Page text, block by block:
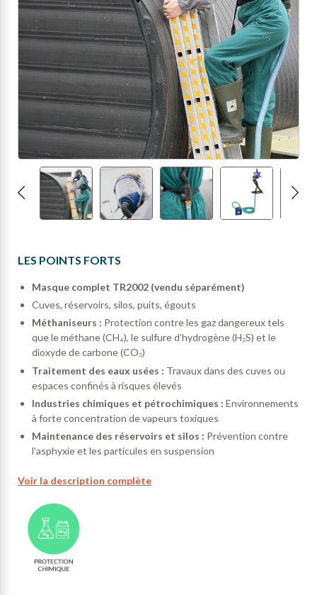
LES POINTS FORTS
Masque complet TR2002 (vendu séparément)
Cuves, réservoirs, silos, puits, égouts
Méthaniseurs : Protection contre les gaz dangereux tels
que le méthane (CH₄), le sulfure d’hydrogène (H₂S) et le
dioxyde de carbone (CO₂)
Traitement des eaux usées : Travaux dans des cuves ou
espaces confinés à risques élevés
Industries chimiques et pétrochimiques : Environnements
à forte concentration de vapeurs toxiques
Maintenance des réservoirs et silos : Prévention contre
l’asphyxie et les particules en suspension
Voir la description complète